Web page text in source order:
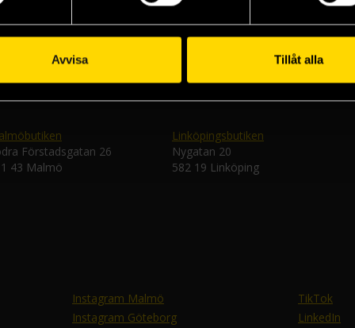
Avvisa Tillåt alla
Förstadsgatan 26
43 Malmö
Linköpingsbutiken
Nygatan 20
582 19 Linköping
Instagram Malmö
Instagram Göteborg
TikTok
LinkedIn